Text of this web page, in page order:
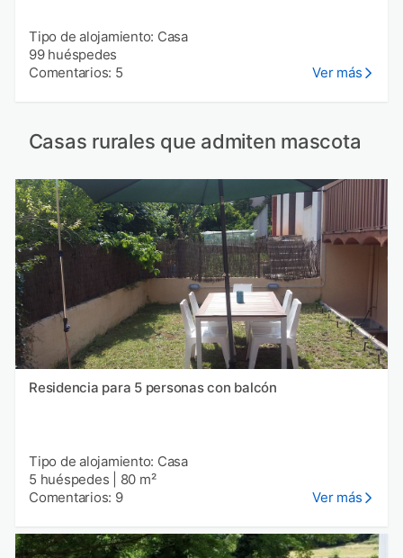
Tipo de alojamiento: Casa
99 huéspedes
Comentarios: 5
Ver más
Casas rurales que admiten mascota
Residencia para 5 personas con balcón
Tipo de alojamiento: Casa
5 huéspedes
80 m²
Comentarios: 9
Ver más